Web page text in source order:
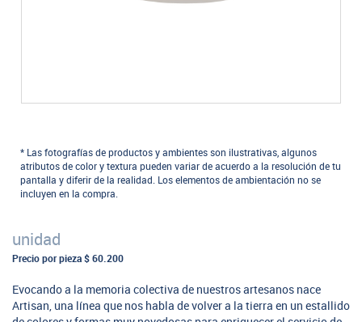
* Las fotografías de productos y ambientes son ilustrativas, algunos
atributos de color y textura pueden variar de acuerdo a la resolución de tu
pantalla y diferir de la realidad. Los elementos de ambientación no se
incluyen en la compra.
unidad
Precio por pieza $ 60.200
Evocando a la memoria colectiva de nuestros artesanos nace
Artisan, una línea que nos habla de volver a la tierra en un estallido